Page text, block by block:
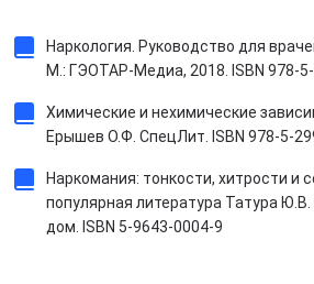
Наркология. Руководство для
М.: ГЭОТАР-Медиа, 2018. ISBN 978-
Химические и нехимические
Ерышев О.Ф. СпецЛит. ISBN 978-5-
Наркомания: тонкости, хитрости и
популярная литература Татура
дом. ISBN 5-9643-0004-9